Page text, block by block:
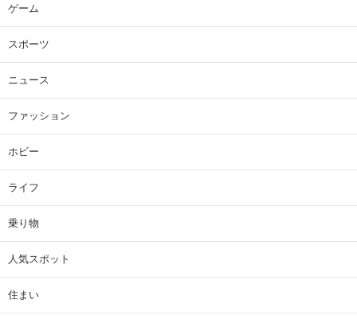
ゲーム
スポーツ
ニュース
ファッション
ホビー
ライフ
乗り物
人気スポット
住まい